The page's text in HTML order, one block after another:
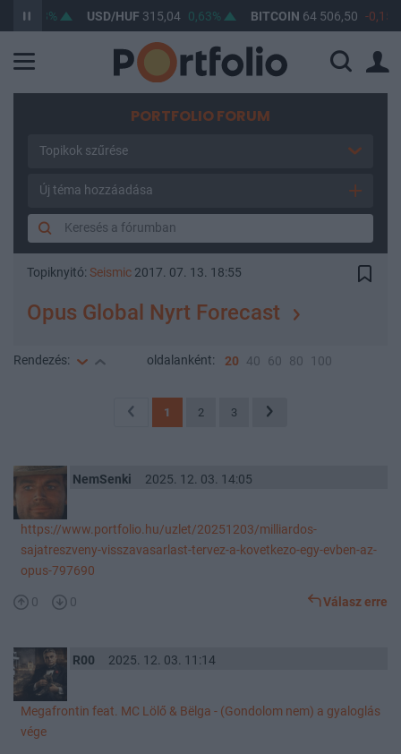
0,53% USD/HUF315,04 0,63% BITCOIN64 506,50 -0,15%
PORTFOLIO FORUM
Topikok szűrése
Új téma hozzáadása
Topiknyitó: Seismic 2017. 07. 13. 18:55
Opus Global Nyrt Forecast
Rendezés: oldalanként: 20 40 60 80 100
1 2 3
NemSenki 2025. 12. 03. 14:05
https://www.portfolio.hu/uzlet/20251203/milliardos-
sajatreszveny-visszavasarlast-tervez-a-kovetkezo-egy-evben-az-
opus-797690
0 0 Válasz erre
R00 2025. 12. 03. 11:14
Megafrontin feat. MC Lölő & Bëlga - (Gondolom nem) a gyaloglás
vége